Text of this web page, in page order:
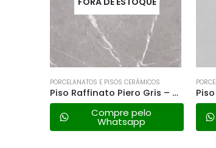
PORCELANATOS E PISOS CERÂMICOS
Piso Angelgres Volo Grigio Ret. Acet. – 91×91 Comercial
Compre pelo
Whatsapp